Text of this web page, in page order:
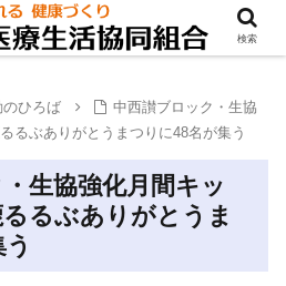
ひろば
中西讃ブロック・生協
るぶありがとうまつりに48名が集う
生協強化月間キッ
るぶありがとうま
検索